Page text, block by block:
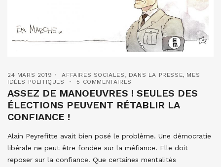
24 MARS 2019 AFFAIRES SOCIALES , DANS LA PRESSE, MES
IDÉES POLITIQUES
5 COMMENTAIRES
ASSEZ DE MANOEUVRES ! SEULES DES
ÉLECTIONS PEUVENT RÉTABLIR LA
CONFIANCE !
Alain Peyrefitte avait bien posé le problème. Une démocratie
libérale ne peut être fondée sur la méfiance. Elle doit
reposer sur la confiance. Que certaines mentalités